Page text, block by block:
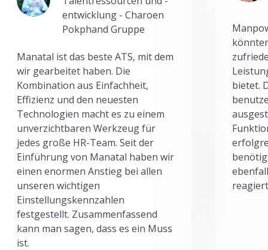
entwicklung - Charoen
Pokphand Gruppe
Manatal ist das beste ATS, mit dem
wir gearbeitet haben. Die
Kombination aus Einfachheit,
Effizienz und den neuesten
Technologien macht es zu einem
unverzichtbaren Werkzeug für
jedes große HR-Team. Seit der
Einführung von Manatal haben wir
einen enormen Anstieg bei allen
unseren wichtigen
Einstellungskennzahlen
festgestellt. Zusammenfassend
kann man sagen, dass es ein Muss
ist.
bietet.